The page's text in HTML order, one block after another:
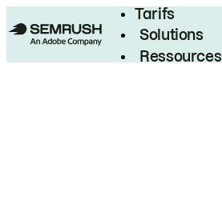
Tarifs
Solutions
Ressources